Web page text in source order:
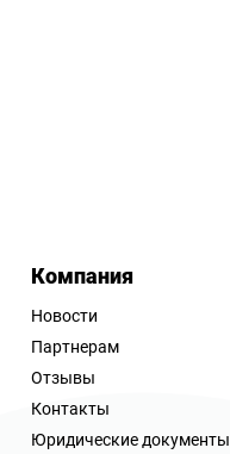
Компания
Новости
Партнерам
Отзывы
Контакты
Юридические документы